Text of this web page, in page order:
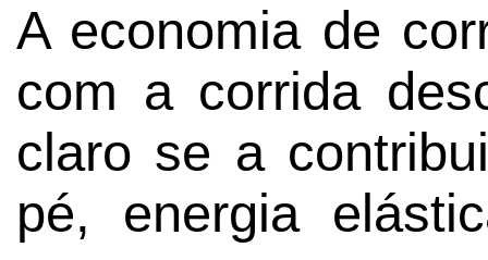
A economia de
com a corrida
claro se a
pé, energia